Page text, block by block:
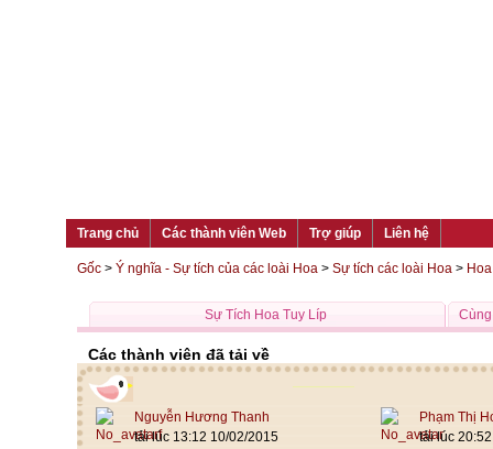
Trang chủ Các thành viên Web Trợ giúp Liên hệ
Gốc > Ý nghĩa - Sự tích của các loài Hoa > Sự tích các loài Hoa >
Sự Tích Hoa Tuy Líp
Các thành viên đã tải về
Nguyễn Hương Thanh
tải lúc 13:12 10/02/2015
Phạm Thị
tải lúc